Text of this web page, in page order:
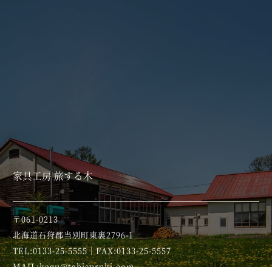
家具工房 旅する木
〒061-0213
北海道石狩郡当別町東裏2796-1
TEL:0133-25-5555｜FAX:0133-25-5557